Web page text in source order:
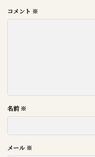
コメント ※
名前※
メール※